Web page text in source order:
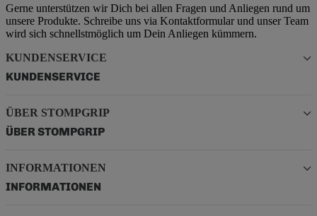
Gerne unterstützen wir Dich bei allen Fragen und Anliegen rund um
unsere Produkte. Schreibe uns via Kontaktformular und unser Team
wird sich schnellstmöglich um Dein Anliegen kümmern.
KUNDENSERVICE
KUNDENSERVICE
ÜBER STOMPGRIP
ÜBER STOMPGRIP
INFORMATIONEN
INFORMATIONEN